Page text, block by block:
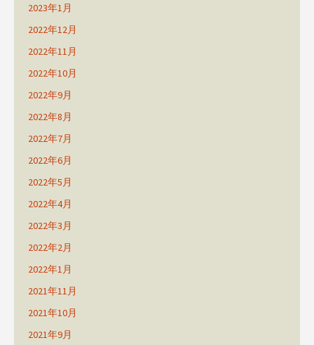
2023年1月
2022年12月
2022年11月
2022年10月
2022年9月
2022年8月
2022年7月
2022年6月
2022年5月
2022年4月
2022年3月
2022年2月
2022年1月
2021年11月
2021年10月
2021年9月